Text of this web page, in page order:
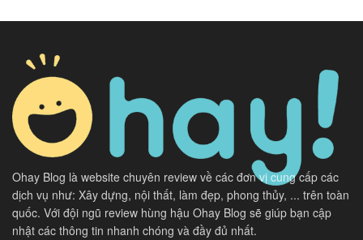
Ohay Blog là website chuyên review về các đơn vị cung cấp các
dịch vụ như: Xây dựng, nội thất, làm đẹp, phong thủy, ... trên toàn
quốc. Với đội ngũ review hùng hậu Ohay Blog sẽ giúp bạn cập
nhật các thông tin nhanh chóng và đầy đủ nhất.